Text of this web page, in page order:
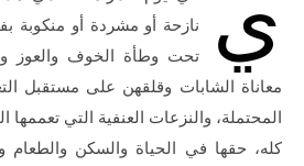
نازحة أو مشردة أو منكوبة
تحت وطأة الخوف والعوز
معاناة الشابات وقلقهن على مستقبل
المحتملة، والنزعات العنفية التي
كله، حقها في الحياة والسكن والطعام